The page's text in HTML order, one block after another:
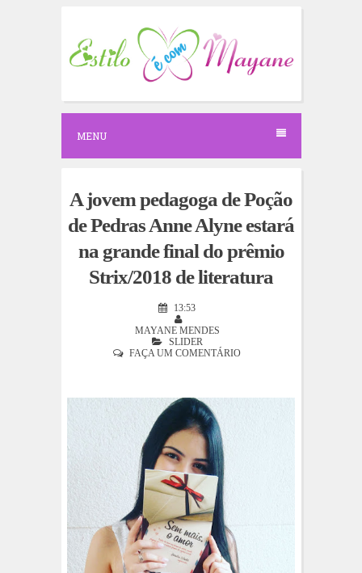
c
o
e
MENU
A jovem pedagoga de Poção
de Pedras Anne Alyne estará
na grande final do prêmio
Strix/2018 de literatura
13:53
MAYANE MENDES
SLIDER
FAÇA UM COMENTÁRIO